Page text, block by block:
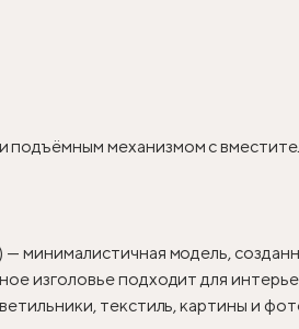
подъёмным механизмом с
минималистичная модель,
изголовье подходит для
текстиль, картины и